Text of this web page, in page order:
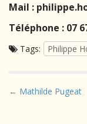
Mail :
Téléphone : 07
Tags: Philippe
P
← Mathilde Pugeat